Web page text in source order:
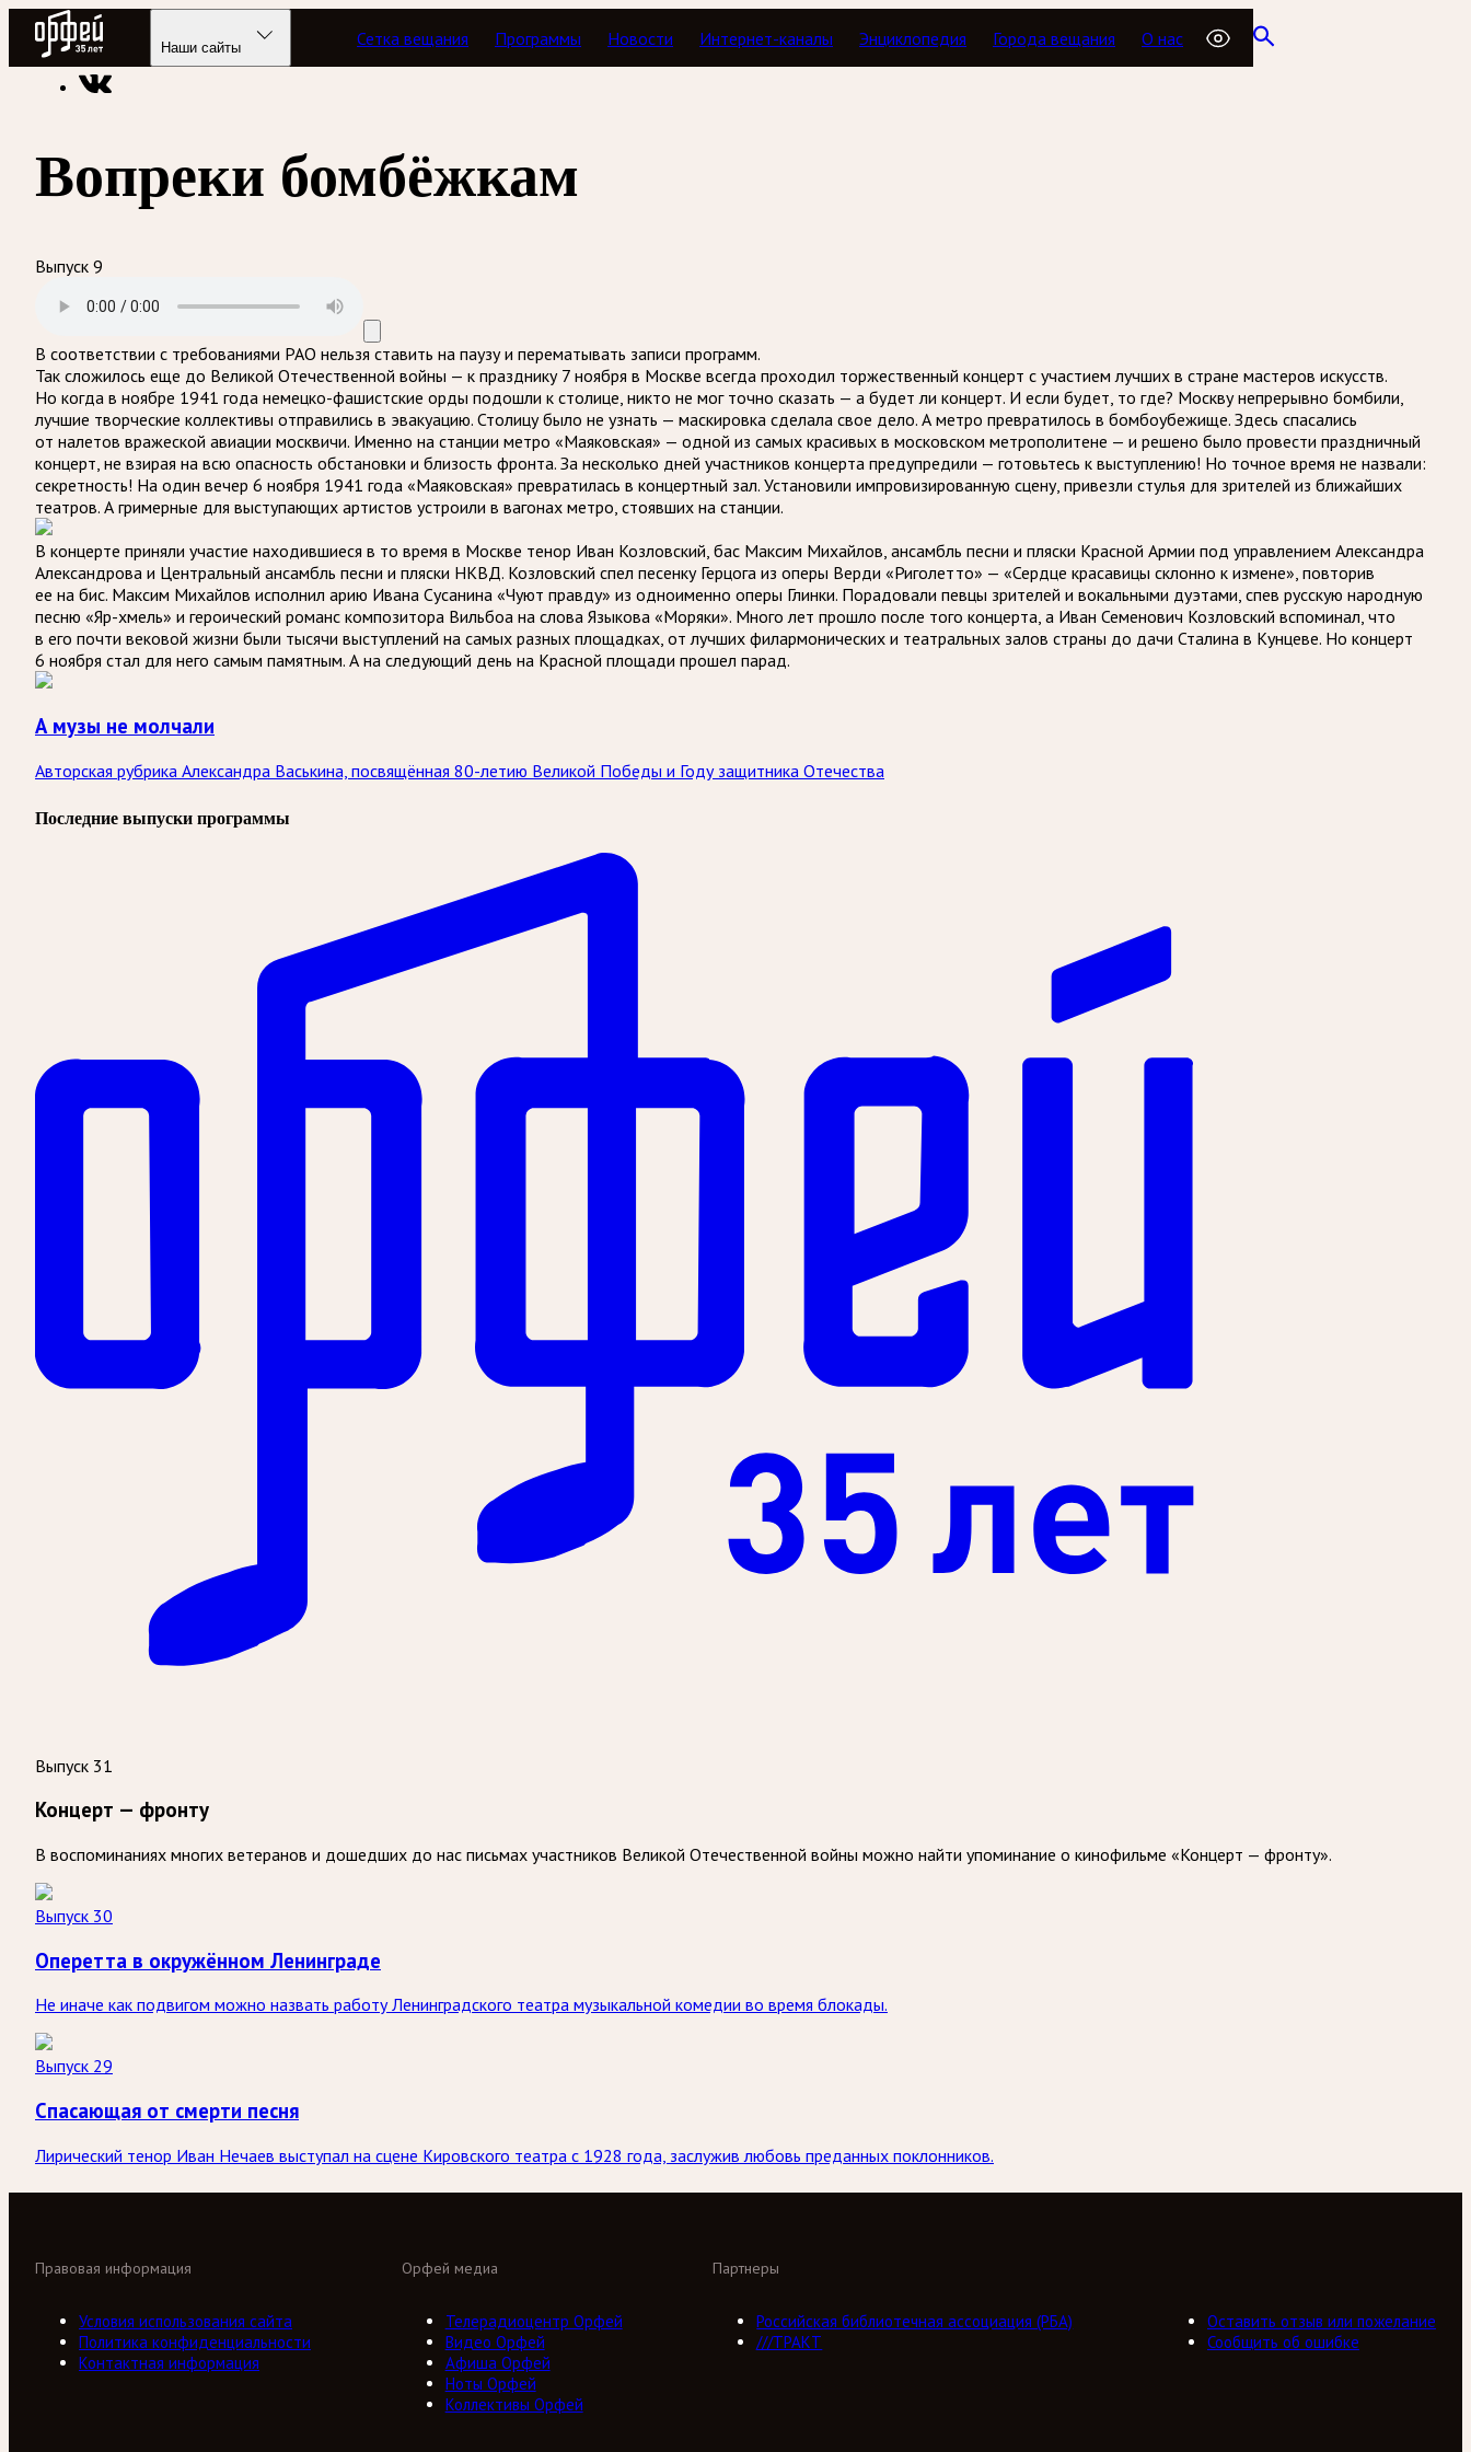
Радио Орфей
Наши сайты Сетка вещания Программы Новости Интернет-каналы Энциклопедия Города вещания О нас
Радио классической музыки «Орфей» Подкасты А музы не молчали
Вопреки бомбёжкам
Выпуск 9
В соответствии с требованиями РАО нельзя ставить на паузу и перематывать записи программ.
Так сложилось еще до Великой Отечественной войны — к празднику 7 ноября в Москве всегда проходил торжественный концерт с участием лучших в стране мастеров искусств.
Но когда в ноябре 1941 года немецко-фашистские орды подошли к столице, никто не мог точно сказать — а будет ли концерт. И если будет, то где? Москву непрерывно бомбили,
лучшие творческие коллективы отправились в эвакуацию. Столицу было не узнать — маскировка сделала свое дело. А метро превратилось в бомбоубежище. Здесь спасались
от налетов вражеской авиации москвичи. Именно на станции метро «Маяковская» — одной из самых красивых в московском метрополитене — и решено было провести праздничный
концерт, не взирая на всю опасность обстановки и близость фронта. За несколько дней участников концерта предупредили — готовьтесь к выступлению! Но точное время не назвали:
секретность! На один вечер 6 ноября 1941 года «Маяковская» превратилась в концертный зал. Установили импровизированную сцену, привезли стулья для зрителей из ближайших
театров. А гримерные для выступающих артистов устроили в вагонах метро, стоявших на станции.
В концерте приняли участие находившиеся в то время в Москве тенор Иван Козловский, бас Максим Михайлов, ансамбль песни и пляски Красной Армии под управлением Александра
Александрова и Центральный ансамбль песни и пляски НКВД. Козловский спел песенку Герцога из оперы Верди «Риголетто» — «Сердце красавицы склонно к измене», повторив
ее на бис. Максим Михайлов исполнил арию Ивана Сусанина «Чуют правду» из одноименно оперы Глинки. Порадовали певцы зрителей и вокальными дуэтами, спев русскую народную
песню «Яр-хмель» и героический романс композитора Вильбоа на слова Языкова «Моряки». Много лет прошло после того концерта, а Иван Семенович Козловский вспоминал, что
в его почти вековой жизни были тысячи выступлений на самых разных площадках, от лучших филармонических и театральных залов страны до дачи Сталина в Кунцеве. Но концерт
6 ноября стал для него самым памятным. А на следующий день на Красной площади прошел парад.
А музы не молчали
Авторская рубрика Александра Васькина, посвящённая 80-летию Великой Победы и Году защитника Отечества
Последние выпуски программы
Выпуск 31
Концерт — фронту
В воспоминаниях многих ветеранов и дошедших до нас письмах участников Великой Отечественной войны можно найти упоминание о кинофильме «Концерт — фронту».
Выпуск 30
Оперетта в окружённом Ленинграде
Не иначе как подвигом можно назвать работу Ленинградского театра музыкальной комедии во время блокады.
Выпуск 29
Спасающая от смерти песня
Лирический тенор Иван Нечаев выступал на сцене Кировского театра с 1928 года, заслужив любовь преданных поклонников.
Орфей медиа
Телерадиоцентр Орфей
Видео Орфей
Афиша Орфей
Ноты Орфей
Коллективы Орфей
Партнеры
Российская библиотечная ассоциация (РБА)
///ТРАКТ
Правовая информация
Условия использования сайта
Политика конфиденциальности
Контактная информация
Оставить отзыв или пожелание
Сообщить об ошибке